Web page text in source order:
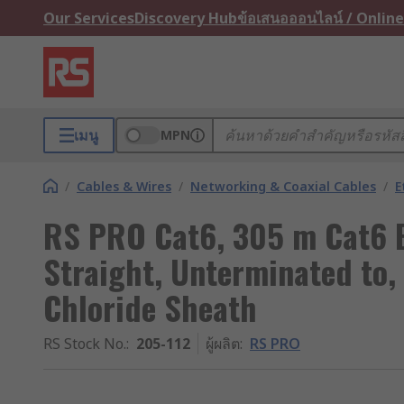
Our ServicesDiscovery Hubข้อเสนอออนไลน์ /
เมนู MPN
/ Cables & Wires / Networking & Coaxial Cables /
RS PRO Cat6, 305 m Cat6
Straight, Unterminated
Chloride Sheath
RS Stock No.: 205-112 ผู้ผลิต: RS PRO